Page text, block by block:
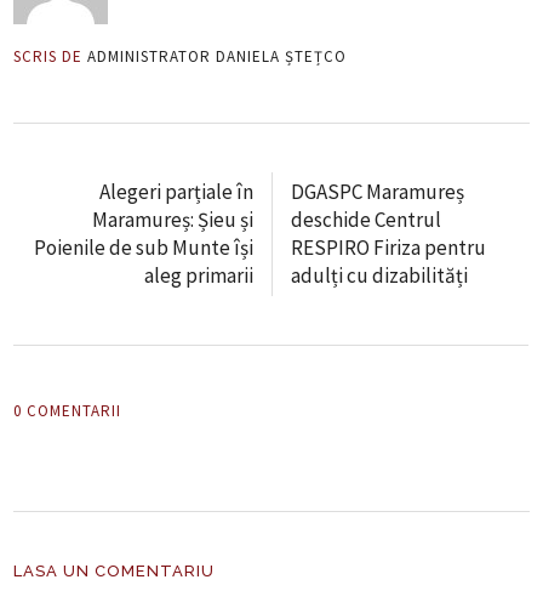
SCRIS DE ADMINISTRATOR DANIELA ȘTEȚCO
Alegeri parțiale în
Maramureș: Șieu și
Poienile de sub Munte își
aleg primarii
DGASPC Maramureș
deschide Centrul
RESPIRO Firiza pentru
adulți cu dizabilități
0 COMENTARII
LASA UN COMENTARIU